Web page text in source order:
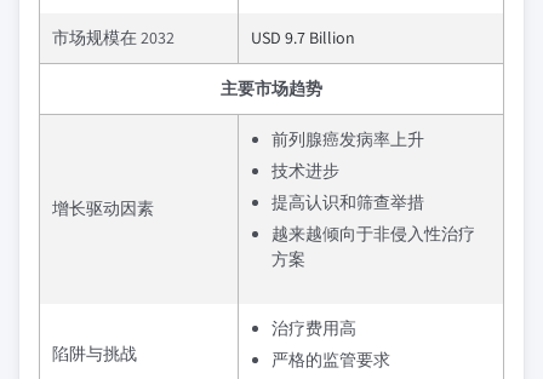
市场规模在 2032 USD 9.7 Billion
主要市场趋势
增长驱动因素
前列腺癌发病率上升
技术进步
提高认识和筛查举措
越来越倾向于非侵入性治疗
方案
陷阱与挑战
治疗费用高
严格的监管要求